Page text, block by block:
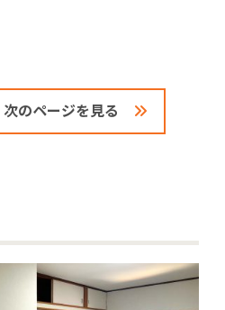
次のページを見る